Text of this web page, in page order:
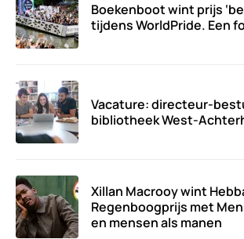
Boekenboot wint prijs
tijdens WorldPride. Een
Vacature: directeur-
bibliotheek West-
Xillan Macrooy wint
Regenboogprijs met
en mensen als manen